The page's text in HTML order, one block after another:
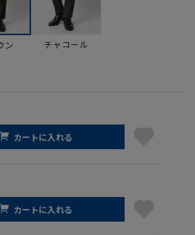
ン チャコール
カートに入れる
カートに入れる